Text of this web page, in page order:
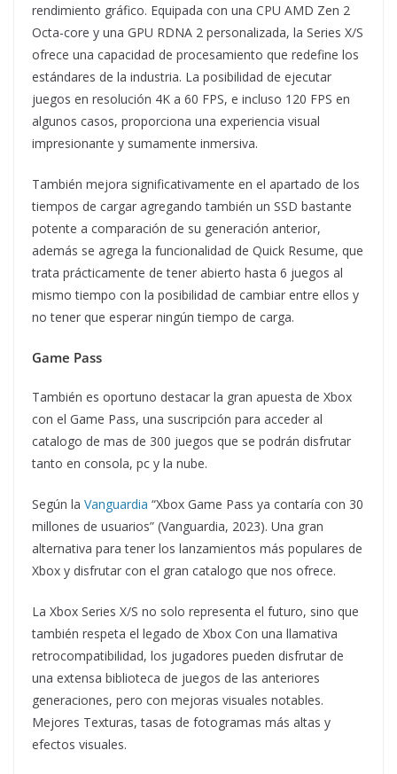
rendimiento gráfico. Equipada con una CPU AMD Zen 2
Octa-core y una GPU RDNA 2 personalizada, la Series X/S
ofrece una capacidad de procesamiento que redefine los
estándares de la industria. La posibilidad de ejecutar
juegos en resolución 4K a 60 FPS, e incluso 120 FPS en
algunos casos, proporciona una experiencia visual
impresionante y sumamente inmersiva.
También mejora significativamente en el apartado de los
tiempos de cargar agregando también un SSD bastante
potente a comparación de su generación anterior,
además se agrega la funcionalidad de Quick Resume, que
trata prácticamente de tener abierto hasta 6 juegos al
mismo tiempo con la posibilidad de cambiar entre ellos y
no tener que esperar ningún tiempo de carga.
Game Pass
También es oportuno destacar la gran apuesta de Xbox
con el Game Pass, una suscripción para acceder al
catalogo de mas de 300 juegos que se podrán disfrutar
tanto en consola, pc y la nube.
Según la Vanguardia “Xbox Game Pass ya contaría con 30
millones de usuarios” (Vanguardia, 2023). Una gran
alternativa para tener los lanzamientos más populares de
Xbox y disfrutar con el gran catalogo que nos ofrece.
La Xbox Series X/S no solo representa el futuro, sino que
también respeta el legado de Xbox Con una llamativa
retrocompatibilidad, los jugadores pueden disfrutar de
una extensa biblioteca de juegos de las anteriores
generaciones, pero con mejoras visuales notables.
Mejores Texturas, tasas de fotogramas más altas y
efectos visuales.